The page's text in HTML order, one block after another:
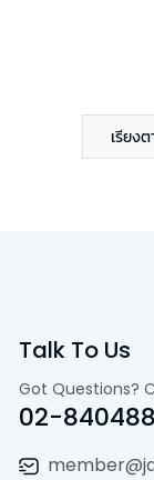
เรียง
Talk To Us
Got Questions?
02-